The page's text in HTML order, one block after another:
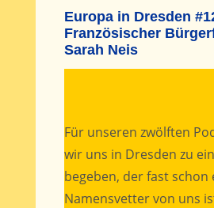
Europa in Dresden
Französischer
Sarah Neis
Für unseren zwölften
wir uns in Dresden zu
begeben, der fast schon
Namensvetter von uns